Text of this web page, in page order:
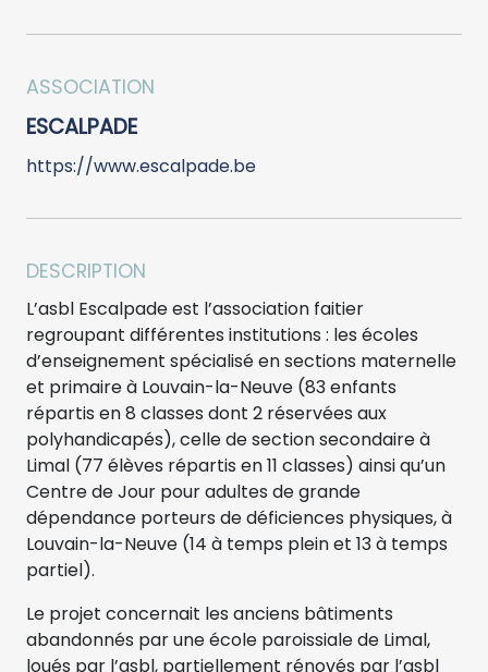
ASSOCIATION
ESCALPADE
https://www.escalpade.be
DESCRIPTION
L’asbl Escalpade est l’association faitier
regroupant différentes institutions : les écoles
d’enseignement spécialisé en sections maternelle
et primaire à Louvain-la-Neuve (83 enfants
répartis en 8 classes dont 2 réservées aux
polyhandicapés), celle de section secondaire à
Limal (77 élèves répartis en 11 classes) ainsi qu’un
Centre de Jour pour adultes de grande
dépendance porteurs de déficiences physiques, à
Louvain-la-Neuve (14 à temps plein et 13 à temps
partiel).
Le projet concernait les anciens bâtiments
abandonnés par une école paroissiale de Limal,
loués par l’asbl, partiellement rénovés par l’asbl